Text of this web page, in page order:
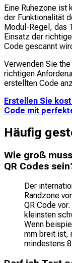
Eine Ruhezone ist
der Funktionalität
Modul-Regel, das
Einsatz der
Code gescannt
Verwenden Sie
richtigen
erstellten Code
Erstellen Sie
Code mit
Häufig
Wie groß
QR Codes
Der
Randzone
QR Code
kleinsten
Wenn
mm breit ist,
mindestens